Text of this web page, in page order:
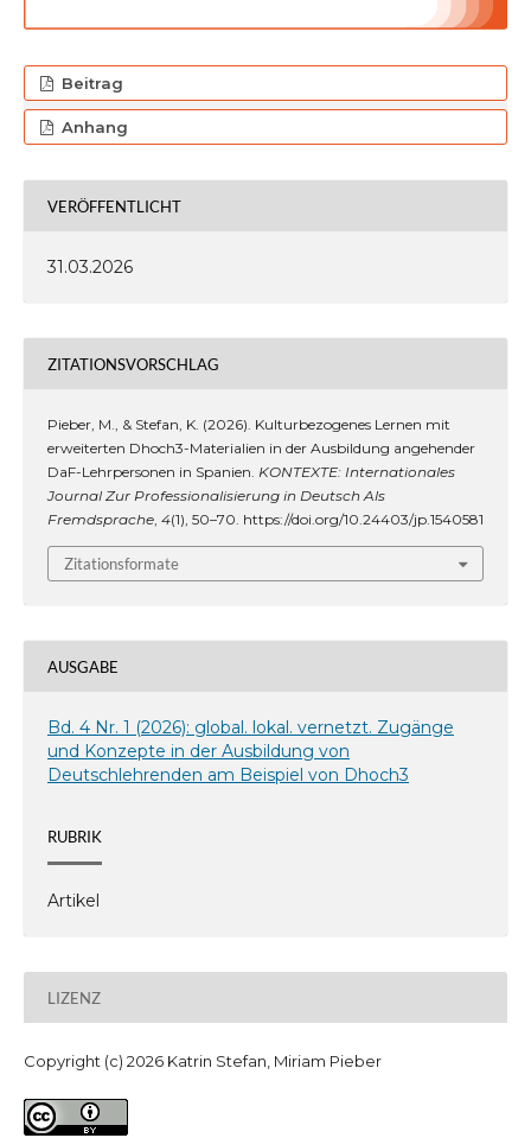
Beitrag
Anhang
VERÖFFENTLICHT
31.03.2026
ZITATIONSVORSCHLAG
Pieber, M., & Stefan, K. (2026). Kulturbezogenes Lernen mit
erweiterten Dhoch3-Materialien in der Ausbildung angehender
DaF-Lehrpersonen in Spanien. KONTEXTE: Internationales
Journal Zur Professionalisierung in Deutsch Als
Fremdsprache, 4(1), 50–70. https://doi.org/10.24403/jp.1540581
Zitationsformate
AUSGABE
Bd. 4 Nr. 1 (2026): global. lokal. vernetzt. Zugänge
und Konzepte in der Ausbildung von
Deutschlehrenden am Beispiel von Dhoch3
RUBRIK
Artikel
LIZENZ
Copyright (c) 2026 Katrin Stefan, Miriam Pieber